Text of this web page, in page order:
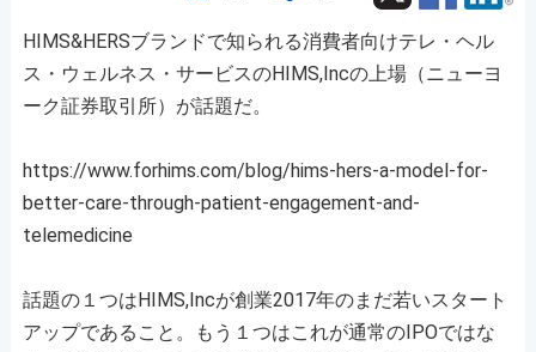
HIMS&HERSブランドで知られる消費者向けテレ・ヘル
ス・ウェルネス・サービスのHIMS,Incの上場（ニューヨ
ーク証券取引所）が話題だ。
https://www.forhims.com/blog/hims-hers-a-model-for-
better-care-through-patient-engagement-and-
telemedicine
話題の１つはHIMS,Incが創業2017年のまだ若いスタート
アップであること。もう１つはこれが通常のIPOではな